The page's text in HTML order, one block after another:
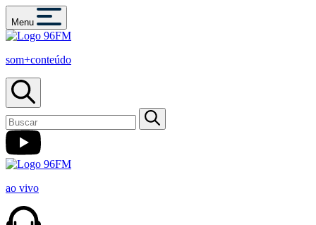
Menu
som+conteúdo
ao vivo